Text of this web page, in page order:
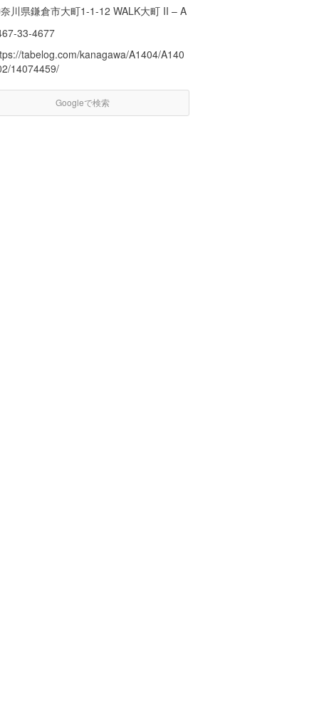
川県鎌倉市大町1-1-12 WALK大町 II – A
33-4677
tabelog.com/kanagawa/A1404/A140
14074459/
Googleで検索